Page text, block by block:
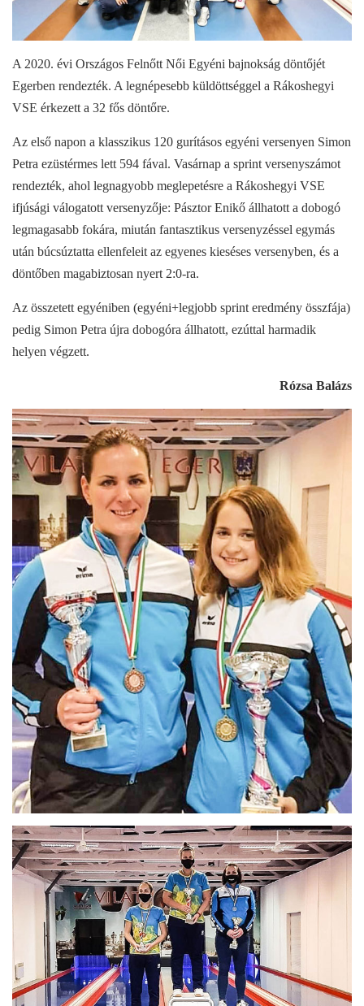
A 2020. évi Országos Felnőtt Női Egyéni bajnokság döntőjét
Egerben rendezték. A legnépesebb küldöttséggel a Rákoshegyi
VSE érkezett a 32 fős döntőre.
Az első napon a klasszikus 120 gurításos egyéni versenyen Simon
Petra ezüstérmes lett 594 fával. Vasárnap a sprint versenyszámot
rendezték, ahol legnagyobb meglepetésre a Rákoshegyi VSE
ifjúsági válogatott versenyzője: Pásztor Enikő állhatott a dobogó
legmagasabb fokára, miután fantasztikus versenyzéssel egymás
után búcsúztatta ellenfeleit az egyenes kieséses versenyben, és a
döntőben magabiztosan nyert 2:0-ra.
Az összetett egyéniben (egyéni+legjobb sprint eredmény összfája)
pedig Simon Petra újra dobogóra állhatott, ezúttal harmadik
helyen végzett.
Rózsa Balázs